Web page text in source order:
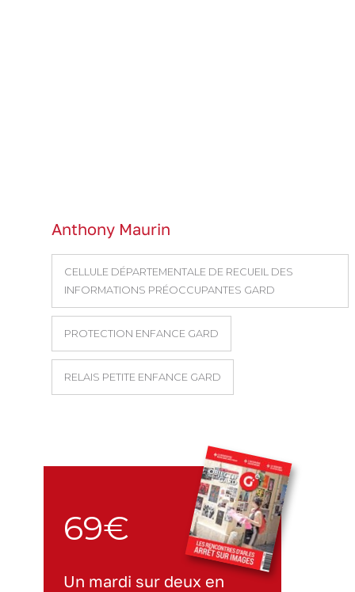
Anthony Maurin
CELLULE DÉPARTEMENTALE DE RECUEIL DES
INFORMATIONS PRÉOCCUPANTES GARD
PROTECTION ENFANCE GARD
RELAIS PETITE ENFANCE GARD
69€
Un mardi sur deux en